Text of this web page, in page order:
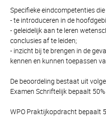
Specifieke eindcompetenties
- te introduceren in de
- geleidelijk aan te leren
conclusies af te leiden;
- inzicht bij te brengen in de
kennen en kunnen toepassen
De beoordeling bestaat uit
Examen Schriftelijk bepaalt
WPO Praktijkopdracht bepaalt